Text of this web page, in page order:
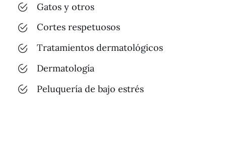
Gatos y otros
Cortes respetuosos
Tratamientos dermatológicos
Dermatología
Peluquería de bajo estrés